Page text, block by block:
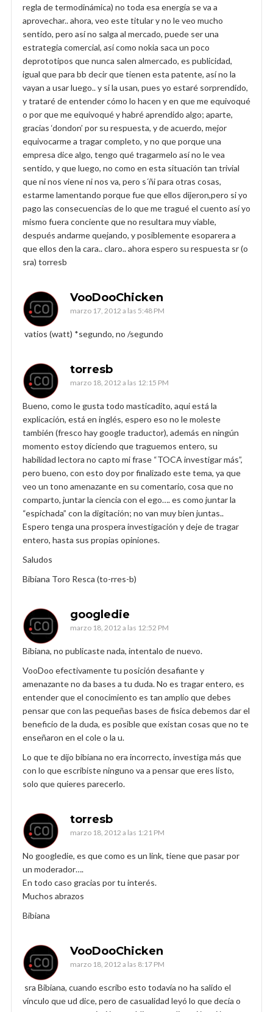
regla de termodinámica) no toda esa energía se va a
aprovechar.. ahora, veo este titular y no le veo mucho
sentido, pero así no salga al mercado, puede ser una
estrategia comercial, así como nokia saca un poco
deprototipos que nunca salen almercado, es publicidad,
igual que para bb decir que tienen esta patente, así no la
vayan a usar luego.. y si la usan, pues yo estaré sorprendido,
y trataré de entender cómo lo hacen y en que me equivoqué
o por que me equivoqué y habré aprendido algo; aparte,
gracias ‘dondon’ por su respuesta, y de acuerdo, mejor
equivocarme a tragar completo, y no que porque una
empresa dice algo, tengo qué tragarmelo así no le vea
sentido, y que luego, no como en esta situación tan trivial
que ni nos viene ni nos va, pero s´ñi para otras cosas,
estarme lamentando porque fue que ellos dijeron,pero si yo
pago las consecuencias de lo que me tragué el cuento así yo
mismo fuera conciente que no resultara muy viable,
después andarme quejando, y posiblemente esoparera a
que ellos den la cara.. claro.. ahora espero su respuesta sr (o
sra) torresb
VooDooChicken
marzo 17, 2012 a las 5:48 PM
vatios (watt) *segundo, no /segundo
torresb
marzo 18, 2012 a las 12:15 PM
Bueno, como le gusta todo masticadito, aqui está la
explicación, está en inglés, espero eso no le moleste
también (fresco hay google traductor), además en ningún
momento estoy diciendo que traguemos entero, su
habilidad lectora no capto mi frase “TOCA investigar más”,
pero bueno, con esto doy por finalizado este tema, ya que
veo un tono amenazante en su comentario, cosa que no
comparto, juntar la ciencia con el ego…. es como juntar la
“espichada” con la digitación; no van muy bien juntas..
Espero tenga una prospera investigación y deje de tragar
entero, hasta sus propias opiniones.
Saludos
Bibiana Toro Resca (to-rres-b)
googledie
marzo 18, 2012 a las 12:52 PM
Bibiana, no publicaste nada, intentalo de nuevo.
VooDoo efectivamente tu posición desafiante y
amenazante no da bases a tu duda. No es tragar entero, es
entender que el conocimiento es tan amplio que debes
pensar que con las pequeñas bases de fisica debemos dar el
beneficio de la duda, es posible que existan cosas que no te
enseñaron en el cole o la u.
Lo que te dijo bibiana no era incorrecto, investiga más que
con lo que escribiste ninguno va a pensar que eres listo,
solo que quieres parecerlo.
torresb
marzo 18, 2012 a las 1:21 PM
No googledie, es que como es un link, tiene que pasar por
un moderador….
En todo caso gracias por tu interés.
Muchos abrazos
Bibiana
VooDooChicken
marzo 18, 2012 a las 8:17 PM
sra Bibiana, cuando escribo esto todavía no ha salido el
vínculo que ud dice, pero de casualidad leyó lo que decía o